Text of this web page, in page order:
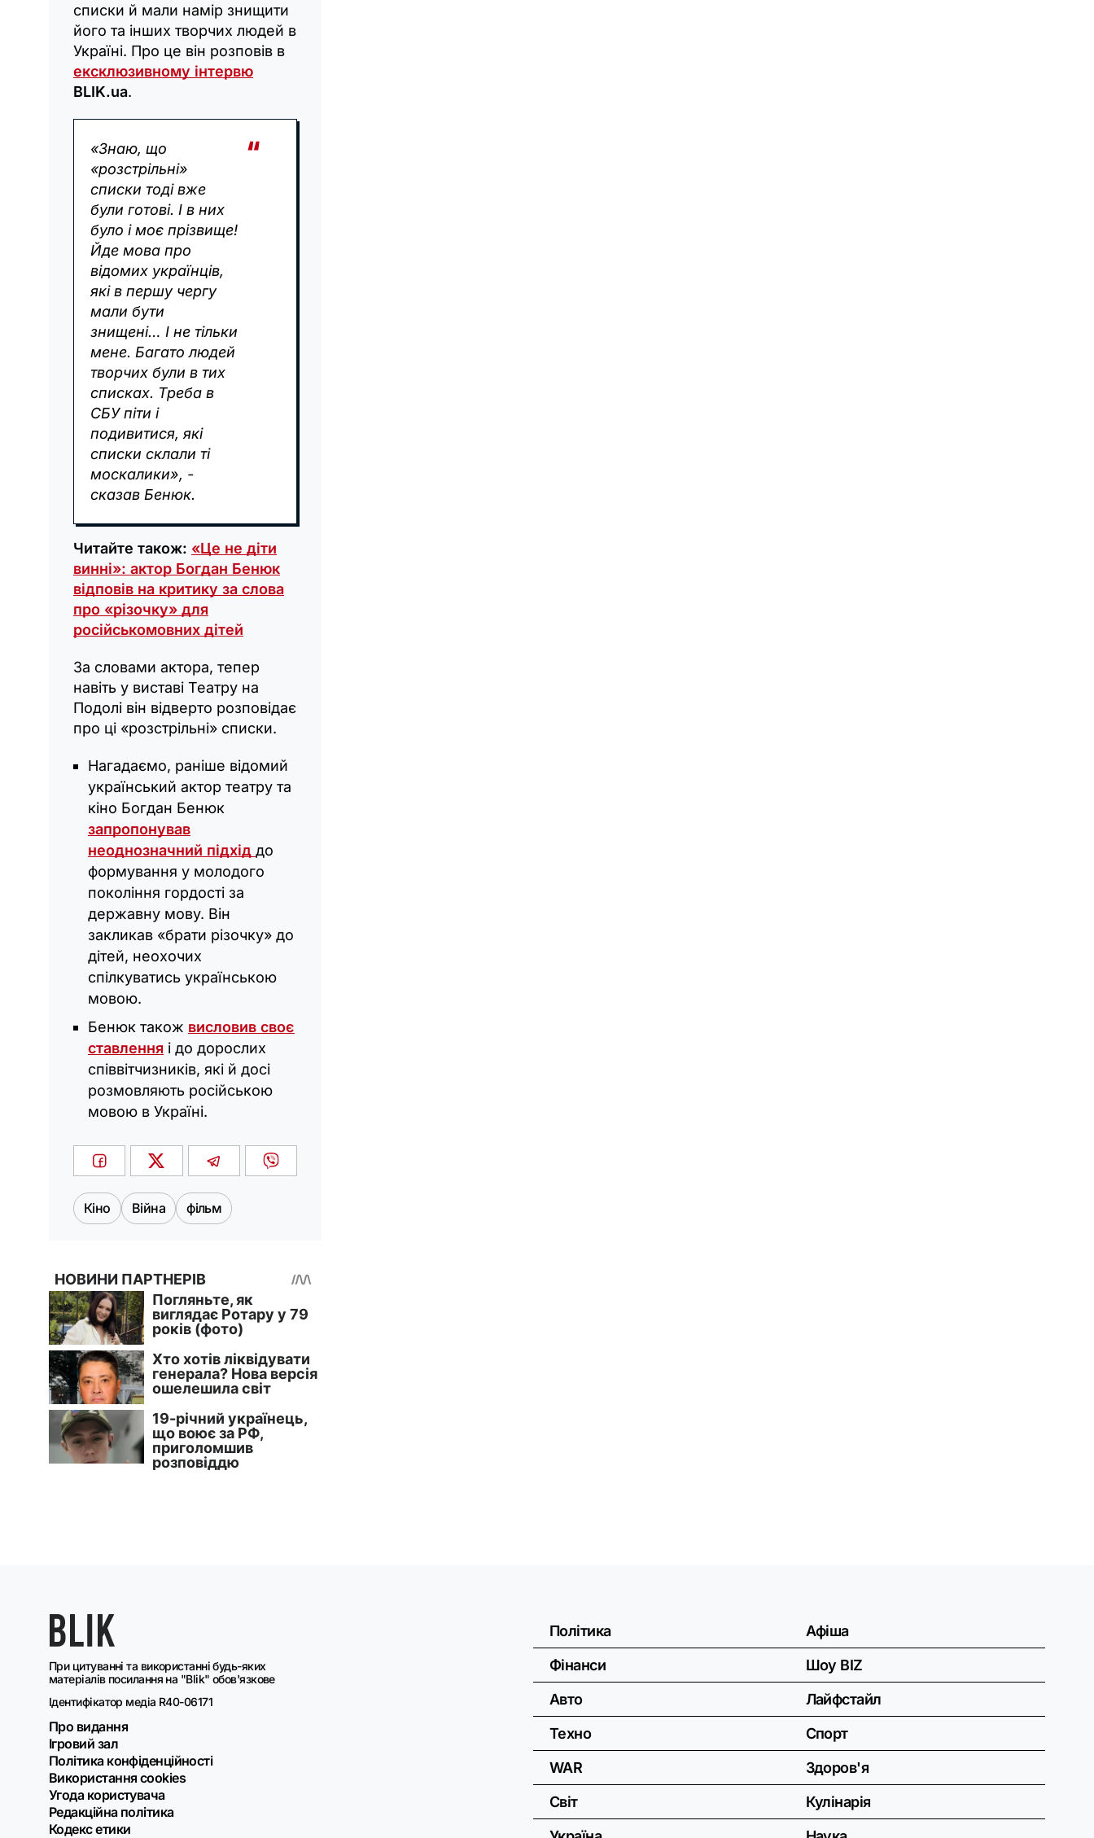
списки й мали намір знищити
його та інших творчих людей в
Україні. Про це він розповів в
ексклюзивному інтервю
BLIK.ua.
«Знаю, що
«розстрільні»
списки тоді вже
були готові. І в них
було і моє прізвище!
Йде мова про
відомих українців,
які в першу чергу
мали бути
знищені… І не тільки
мене. Багато людей
творчих були в тих
списках. Треба в
СБУ піти і
подивитися, які
списки склали ті
москалики», -
сказав Бенюк.
Читайте також: «Це не діти
винні»: актор Богдан Бенюк
відповів на критику за слова
про «різочку» для
російськомовних дітей
За словами актора, тепер
навіть у виставі Театру на
Подолі він відверто розповідає
про ці «розстрільні» списки.
Нагадаємо, раніше відомий
український актор театру та
кіно Богдан Бенюк
запропонував
неоднозначний підхід до
формування у молодого
покоління гордості за
державну мову. Він
закликав «брати різочку» до
дітей, неохочих
спілкуватись українською
мовою.
Бенюк також висловив своє
ставлення і до дорослих
співвітчизників, які й досі
розмовляють російською
мовою в Україні.
Кіно Війна фільм
При цитуванні та використанні будь-яких
матеріалів посилання на "Blik" обов'язкове
Ідентифікатор медіа R40-06171
Про видання
Ігровий зал
Політика конфіденційності
Використання cookies
Угода користувача
Редакційна політика
Кодекс етики
Політика
Фінанси
Авто
Техно
WAR
Світ
Афіша
Шоу BIZ
Лайфстайл
Спорт
Здоров'я
Кулінарія